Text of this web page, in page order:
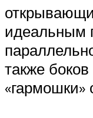
идеальным
также
«гармошки»